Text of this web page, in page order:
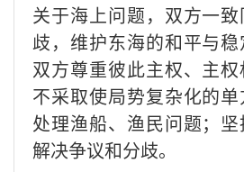
关于海上问题，双方一
歧，维护东海的和平与
双方尊重彼此主权、主权
不采取使局势复杂化的
处理渔船、渔民问题；
解决争议和分歧。